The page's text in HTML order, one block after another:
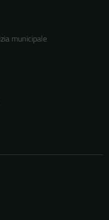
municipale